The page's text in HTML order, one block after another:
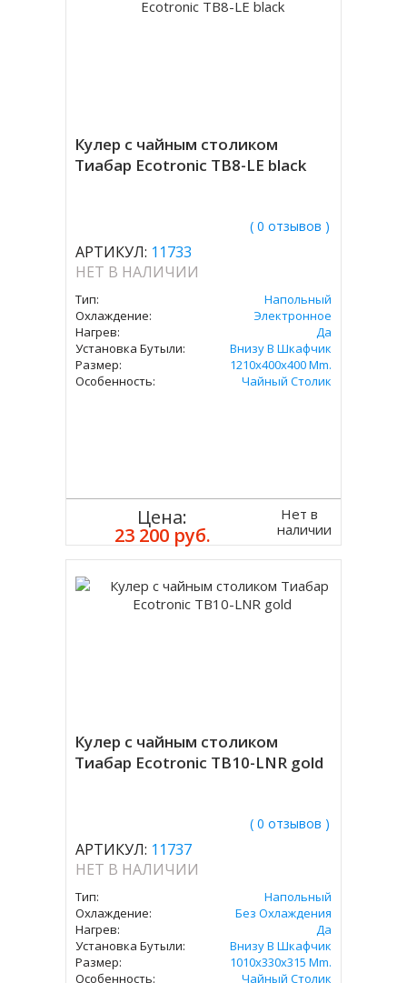
Кулер с чайным столиком
Тиабар Ecotronic TB8-LE black
( 0 отзывов )
АРТИКУЛ: 11733
НЕТ В НАЛИЧИИ
Тип:
Напольный
Охлаждение:
Электронное
Нагрев:
Да
Установка Бутыли:
Внизу В Шкафчик
Размер:
1210x400x400 Mm.
Особенность:
Чайный Столик
Цена:
23 200 руб.
Нет в
наличии
Кулер с чайным столиком
Тиабар Ecotronic TB10-LNR gold
( 0 отзывов )
АРТИКУЛ: 11737
НЕТ В НАЛИЧИИ
Тип:
Напольный
Охлаждение:
Без Охлаждения
Нагрев:
Да
Установка Бутыли:
Внизу В Шкафчик
Размер:
1010x330x315 Mm.
Особенность:
Чайный Столик